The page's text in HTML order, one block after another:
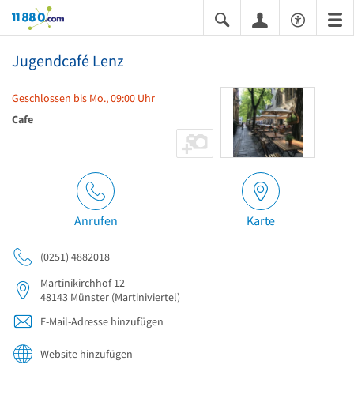
11880.com
Jugendcafé Lenz
Geschlossen bis Mo., 09:00 Uhr
Cafe
Anrufen Karte
(0251) 4882018
Martinikirchhof 12
48143 Münster (Martiniviertel)
E-Mail-Adresse hinzufügen
Website hinzufügen